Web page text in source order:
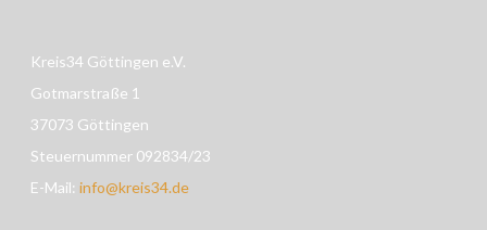
Kreis34 Göttingen e.V.
Gotmarstraße 1
37073 Göttingen
Steuernummer 092834/23
E-Mail:info@kreis34.de